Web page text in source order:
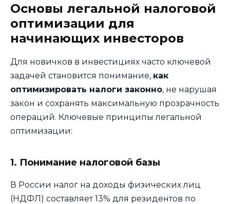
Основы легальной налоговой
оптимизации для
начинающих инвесторов
Для новичков в инвестициях часто ключевой
задачей становится понимание, как
оптимизировать налоги законно, не нарушая
закон и сохранять максимальную прозрачность
операций. Ключевые принципы легальной
оптимизации:
1. Понимание налоговой базы
В России налог на доходы физических лиц
(НДФЛ) составляет 13% для резидентов по